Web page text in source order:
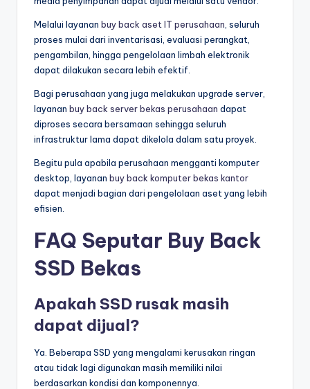
Melalui layanan buy back aset IT perusahaan , seluruh
proses mulai dari inventarisasi, evaluasi perangkat,
pengambilan, hingga pengelolaan limbah elektronik
dapat dilakukan secara lebih efektif.
Bagi perusahaan yang juga melakukan upgrade server,
layanan buy back server bekas perusahaan dapat
diproses secara bersamaan sehingga seluruh
infrastruktur lama dapat dikelola dalam satu proyek.
Begitu pula apabila perusahaan mengganti komputer
desktop, layanan buy back komputer bekas kantor
dapat menjadi bagian dari pengelolaan aset yang lebih
efisien.
FAQ Seputar Buy Back
SSD Bekas
Apakah SSD rusak masih
dapat dijual?
Ya. Beberapa SSD yang mengalami kerusakan ringan
atau tidak lagi digunakan masih memiliki nilai
berdasarkan kondisi dan komponennya.